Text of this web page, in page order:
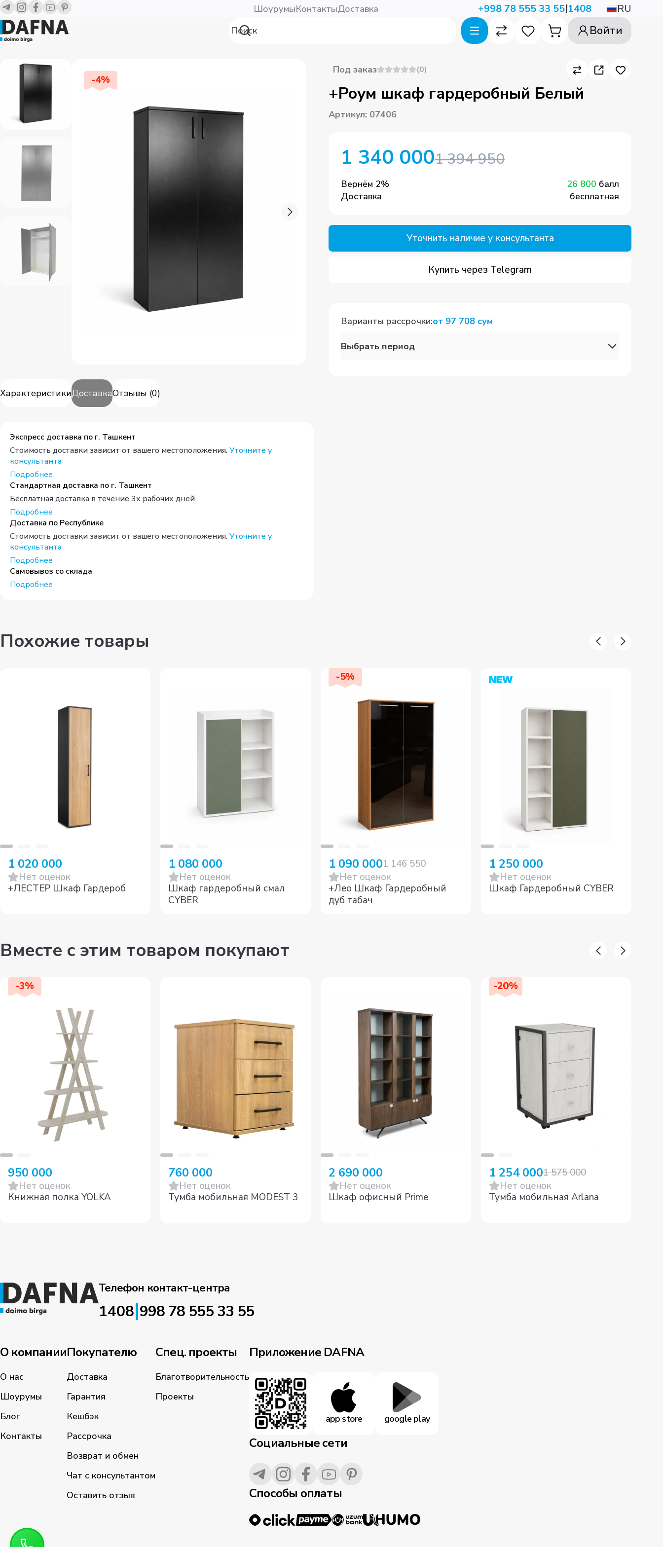
ШоурумыКонтактыДоставка +998 78 555 33 55|1408 RU
Войти
-4%
ХарактеристикиДоставкаОтзывы (0)
Экспресс доставка по г. Ташкент
Стоимость доставки зависит от вашего местоположения.Уточните у
консультанта
Подробнее
Стандартная доставка по г. Ташкент
Бесплатная доставка в течение 3х рабочих дней
Подробнее
Доставка по Республике
Стоимость доставки зависит от вашего местоположения.Уточните у
консультанта
Подробнее
Самовывоз со склада
Подробнее
Под заказ (0)
+Роум шкаф гардеробный Белый
Артикул: 07406
1 340 0001 394 950
Вернём 2% 26 800 балл
Доставка
бесплатная
Уточнить наличие у консультанта
Купить через Telegram
Варианты рассрочки:от 97 708 сум
Выбрать период
Похожие товары
1 020 000
Нет оценок
+ЛЕСТЕР Шкаф Гардероб
1 080 000
Нет оценок
Шкаф гардеробный смал
CYBER
-5%
1 090 0001 146 550
Нет оценок
+Лео Шкаф Гардеробный
дуб табач
1 250 000
Нет оценок
Шкаф Гардеробный CYBER
Вместе с этим товаром покупают
-3%
950 000
Нет оценок
Книжная полка YOLKA
760 000
Нет оценок
Тумба мобильная MODEST 3
2 690 000
Нет оценок
Шкаф офисный Prime
-20%
1 254 0001 575 000
Нет оценок
Тумба мобильная Arlana
Телефон контакт-центра
1408|998 78 555 33 55
О компании
О нас
Шоурумы
Блог
Контакты
Покупателю
Доставка
Гарантия
Кешбэк
Рассрочка
Возврат и обмен
Чат с консультантом
Оставить отзыв
Спец. проекты
Благотворительность
Проекты
Приложение DAFNA
app store google play
Социальные сети
Способы оплаты